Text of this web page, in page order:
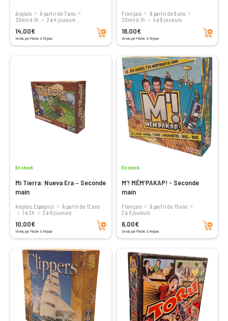
Anglais
à partir de 7 ans
30mn à 1h
2 à 4 joueurs
14,00€
Vendu par Pioche & Rejoue
Ajouter au panier
Français
à partir de 8 ans
30mn à 1h
4 à 8 joueurs
18,00€
Vendu par Pioche & Rejoue
Ajouter au panier
En stock
Mi Tierra: Nueva Era – Seconde
main
Anglais, Espagnol
à partir de 12 ans
1 à 2h
2 à 6 joueurs
10,00€
Vendu par Pioche & Rejoue
Ajouter au panier
En stock
M'! MÊM'PAKAP! - Seconde
main
Français
à partir de 15 ans
2 à 6 joueurs
6,00€
Vendu par Pioche & Rejoue
Ajouter au panier